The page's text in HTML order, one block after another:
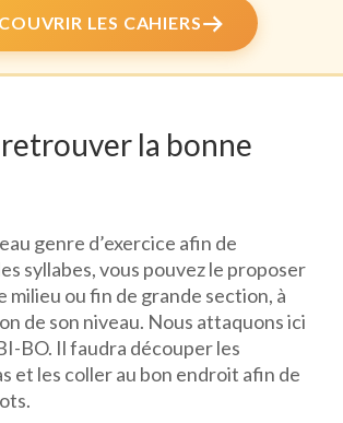
LES CAHIERS
la bonne
genre d’exercice afin de
syllabes, vous pouvez le proposer
milieu ou fin de grande section, à
de son niveau. Nous attaquons ici
BO. Il faudra découper les
et les coller au bon endroit afin de